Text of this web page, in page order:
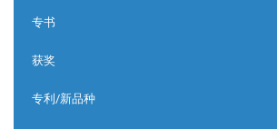
专书
获奖
专利/新品种